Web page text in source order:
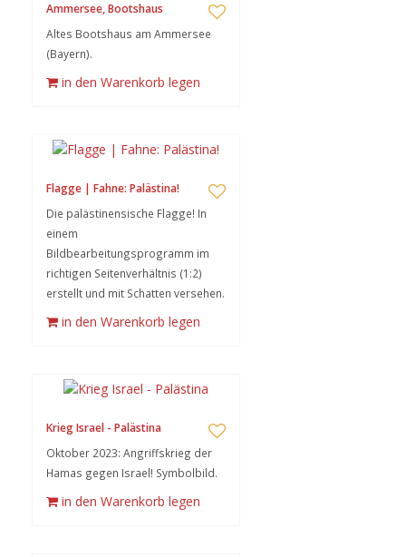
Ammersee, Bootshaus
Altes Bootshaus am Ammersee
(Bayern).
in den Warenkorb legen
Flagge | Fahne: Palästina!
Die palästinensische Flagge! In
einem
Bildbearbeitungsprogramm im
richtigen Seitenverhältnis (1:2)
erstellt und mit Schatten versehen.
in den Warenkorb legen
Krieg Israel - Palästina
Oktober 2023: Angriffskrieg der
Hamas gegen Israel! Symbolbild.
in den Warenkorb legen